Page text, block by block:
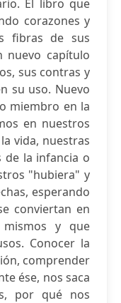
El libro que
corazones y
fibras de sus
nuevo capítulo
sus contras y
su uso. Nuevo
miembro en la
en nuestros
vida, nuestras
de la infancia o
"hubiera" y
esperando
conviertan en
y que
Conocer la
comprender
ése, nos saca
por qué nos